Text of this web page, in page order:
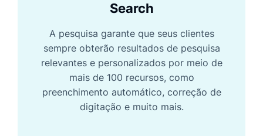
Search
A pesquisa garante que seus clientes
sempre obterão resultados de pesquisa
relevantes e personalizados por meio de
mais de 100 recursos, como
preenchimento automático, correção de
digitação e muito mais.